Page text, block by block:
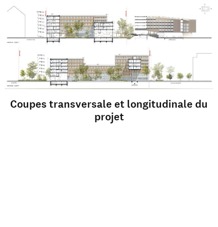
Coupes transversale et longitudinale du
projet